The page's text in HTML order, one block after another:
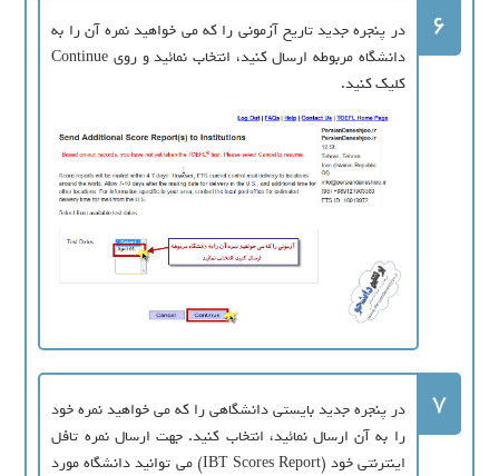
6
در پنجره جدید تاریخ آزمونی را که می خواهید نمره آن را به
دانشگاه مربوطه ارسال کنید، انتخاب نمائید و روی Continue
کلیک کنید.
7
در پنجره جدید بایستی دانشگاهی را که می خواهید نمره خود
را به آن ارسال نمائید، انتخاب کنید. جهت ارسال نمره تافل
اینترنتی خود (IBT Scores Report) می توانید دانشگاه مورد